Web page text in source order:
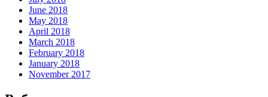
June 2018
May 2018
April 2018
March 2018
February 2018
January 2018
November 2017